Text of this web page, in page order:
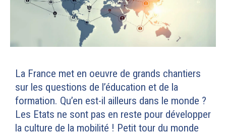
La France met en oeuvre de grands chantiers
sur les questions de l’éducation et de la
formation. Qu’en est-il ailleurs dans le monde ?
Les Etats ne sont pas en reste pour développer
la culture de la mobilité ! Petit tour du monde